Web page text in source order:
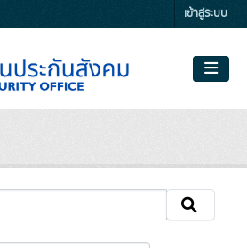
เข้าสู่ระบบ